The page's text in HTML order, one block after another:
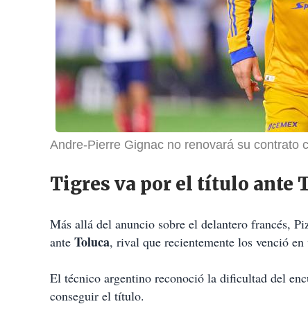
Andre-Pierre Gignac no renovará su contrato
Tigres va por el título ante
Más allá del anuncio sobre el delantero francés,
ante Toluca, rival que recientemente los venció
El técnico argentino reconoció la dificultad del
conseguir el título.